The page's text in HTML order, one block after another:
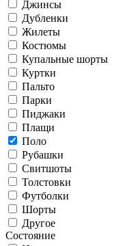
Джинсы
Дубленки
Жилеты
Костюмы
Купальные шорты
Куртки
Пальто
Парки
Пиджаки
Плащи
Поло
Рубашки
Свитшоты
Толстовки
Футболки
Шорты
Другое
Состояние